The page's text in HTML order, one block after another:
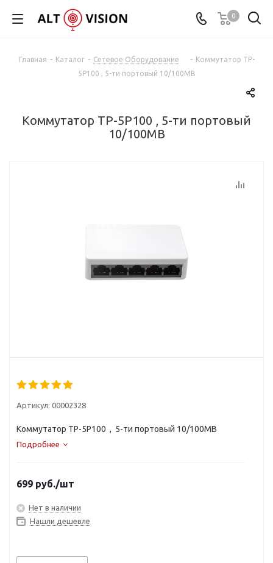
0
Главная - Каталог - Сетевое Оборудование - Коммутатор TP-
5P100 , 5-ти портовый 10/100MB
Коммутатор TP-5P100 , 5-ти портовый
10/100MB
Артикул: 00002328
Коммутатор TP-5P100 , 5-ти портовый 10/100MB
Подробнее
699 руб./шт
Нет в наличии
Нашли дешевле